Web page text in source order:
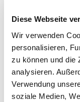
Diese Webseite
Wir verwenden
personalisieren,
zu können und die
analysieren.
Verwendung
soziale Medien,
Verfügbar ab